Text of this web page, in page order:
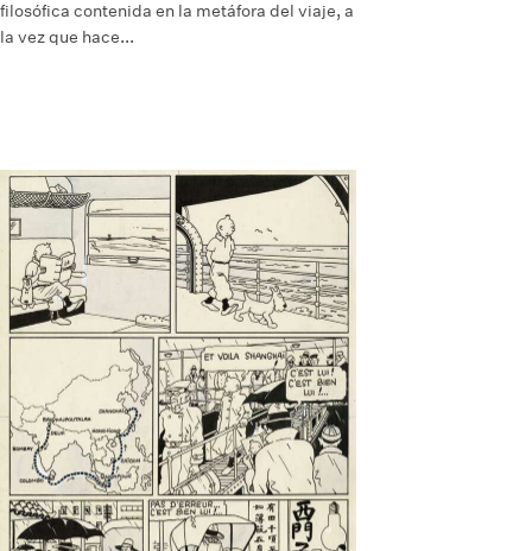
filosófica contenida en la metáfora del viaje, a
la vez que hace...